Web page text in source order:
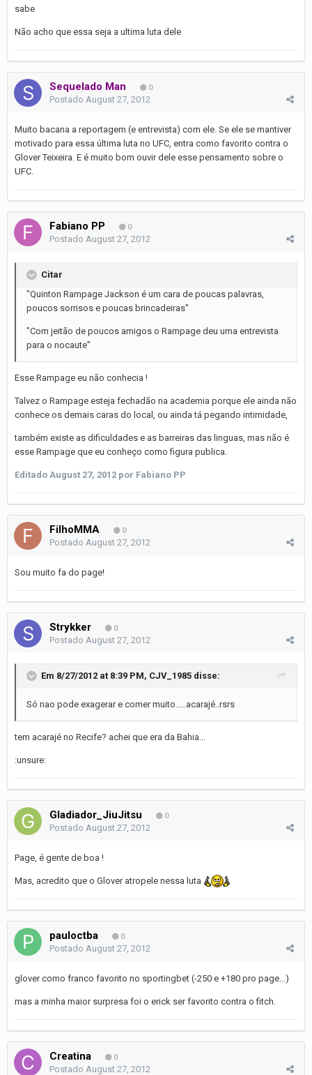
sabe
Não acho que essa seja a ultima luta dele
Sequelado Man 0
Postado August 27, 2012
Muito bacana a reportagem (e entrevista) com ele. Se ele se mantiver
motivado para essa última luta no UFC, entra como favorito contra o
Glover Teixeira. E é muito bom ouvir dele esse pensamento sobre o
UFC.
Fabiano PP 0
Postado August 27, 2012
Citar
"Quinton Rampage Jackson é um cara de poucas palavras,
poucos sorrisos e poucas brincadeiras"
"Com jeitão de poucos amigos o Rampage deu uma entrevista
para o nocaute"
Esse Rampage eu não conhecia !
Talvez o Rampage esteja fechadão na academia porque ele ainda não
conhece os demais caras do local, ou ainda tá pegando intimidade,
também existe as dificuldades e as barreiras das linguas, mas não é
esse Rampage que eu conheço como figura publica.
Editado August 27, 2012 por Fabiano PP
FilhoMMA 0
Postado August 27, 2012
Sou muito fa do page!
Strykker 0
Postado August 27, 2012
Em 8/27/2012 at 8:39 PM, CJV_1985 disse:
Só nao pode exagerar e comer muito.....acarajé..rsrs
tem acarajé no Recife? achei que era da Bahia...
:unsure:
Gladiador_JiuJitsu 0
Postado August 27, 2012
Page, é gente de boa !
Mas, acredito que o Glover atropele nessa luta
pauloctba 0
Postado August 27, 2012
glover como franco favorito no sportingbet (-250 e +180 pro page...)
mas a minha maior surpresa foi o erick ser favorito contra o fitch.
Creatina 0
Postado August 27, 2012